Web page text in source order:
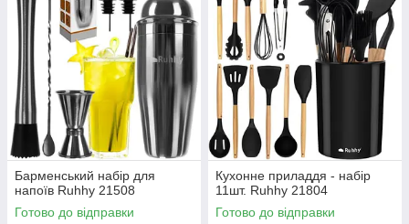
Барменський набір для
напоїв Ruhhy 21508
Готово до відправки
Кухонне приладдя - набір
11шт. Ruhhy 21804
Готово до відправки